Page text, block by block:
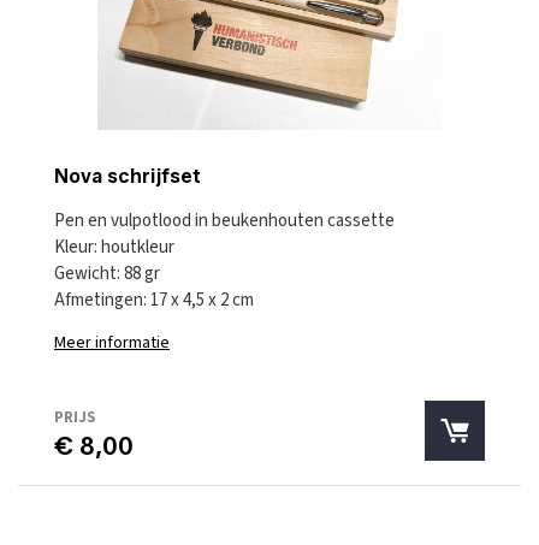
Nova schrijfset
Pen en vulpotlood in beukenhouten cassette
Kleur: houtkleur
Gewicht: 88 gr
Afmetingen: 17 x 4,5 x 2 cm
Meer informatie
PRIJS
€ 8,00